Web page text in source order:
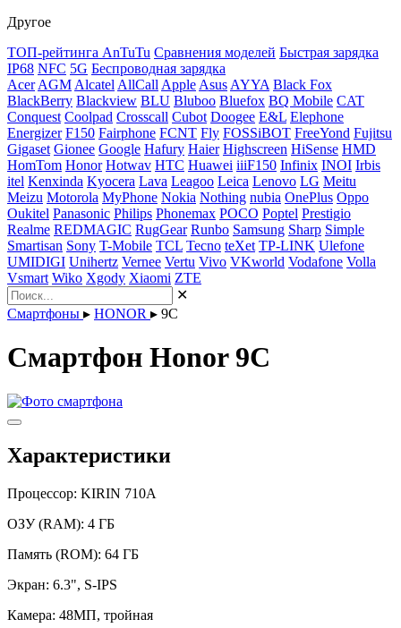
Другое
ТОП-рейтинга AnTuTu Сравнения моделей Быстрая зарядка
IP68 NFC 5G Беспроводная зарядка
Acer AGM Alcatel AllCall Apple Asus AYYA Black Fox
BlackBerry Blackview BLU Bluboo Bluefox BQ Mobile CAT
Conquest Coolpad Crosscall Cubot Doogee E&L Elephone
Energizer F150 Fairphone FCNT Fly FOSSiBOT FreeYond Fujitsu
Gigaset Gionee Google Hafury Haier Highscreen HiSense HMD
HomTom Honor Hotwav HTC Huawei iiiF150 Infinix INOI Irbis
itel Kenxinda Kyocera Lava Leagoo Leica Lenovo LG Meitu
Meizu Motorola MyPhone Nokia Nothing nubia OnePlus Oppo
Oukitel Panasonic Philips Phonemax POCO Poptel Prestigio
Realme REDMAGIC RugGear Runbo Samsung Sharp Simple
Smartisan Sony T-Mobile TCL Tecno teXet TP-LINK Ulefone
UMIDIGI Unihertz Vernee Vertu Vivo VKworld Vodafone Volla
Vsmart Wiko Xgody Xiaomi ZTE
✕
Смартфоны ▸ HONOR ▸ 9C
Смартфон Honor 9C
Характеристики
Процессор: KIRIN 710A
ОЗУ (RAM): 4 ГБ
Память (ROM): 64 ГБ
Экран: 6.3", S-IPS
Камера: 48МП, тройная